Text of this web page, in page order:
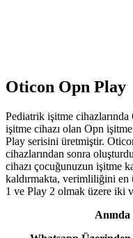
Oticon Opn Play
Pediatrik işitme
işitme cihazı olan Opn
Play serisini üretmiştir.
cihazlarından sonra
cihazı çocuğunuzun işitme
kaldırmakta, verimliliğini en
1 ve Play 2 olmak üzere iki